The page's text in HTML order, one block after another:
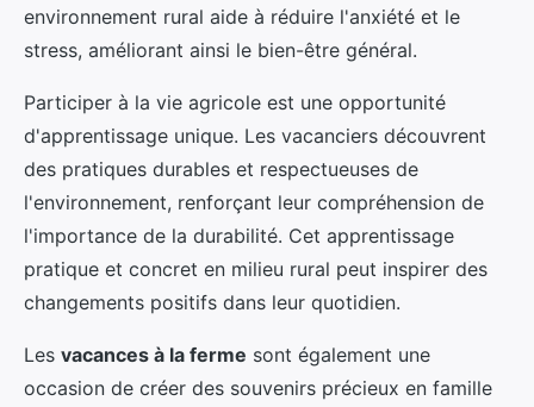
environnement rural aide à réduire l'anxiété et le
stress, améliorant ainsi le bien-être général.
Participer à la vie agricole est une opportunité
d'apprentissage unique. Les vacanciers découvrent
des pratiques durables et respectueuses de
l'environnement, renforçant leur compréhension de
l'importance de la durabilité. Cet apprentissage
pratique et concret en milieu rural peut inspirer des
changements positifs dans leur quotidien.
Les vacances à la ferme sont également une
occasion de créer des souvenirs précieux en famille